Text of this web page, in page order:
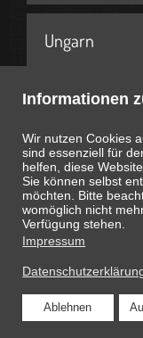
Informationen
Wir nutzen Cookies
sind essenziell für
helfen, diese
Sie können selbst
möchten. Bitte
womöglich nicht
Verfügung stehen.
Impressum
Ablehnen
Ungarn
Heute ist